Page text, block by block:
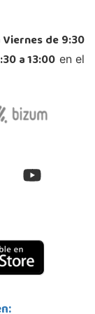
Viernes de 9:30
a 13:00 en el